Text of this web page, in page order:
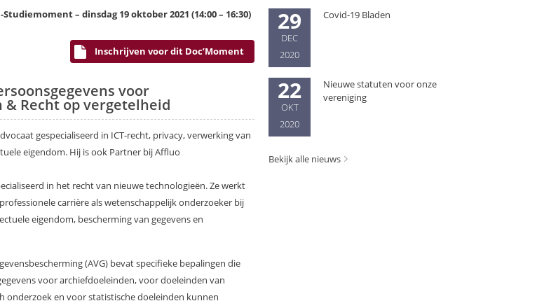
– dinsdag 19 oktober 2021 (14:00 – 16:30)
Inschrijven voor dit Doc’Moment
voor
Recht op vergetelheid
gespecialiseerd in ICT-recht, privacy, verwerking van
eigendom. Hij is ook Partner bij Affluo
in het recht van nieuwe technologieën. Ze werkt
carrière als wetenschappelijk onderzoeker bij
eigendom, bescherming van gegevens en
(AVG) bevat specifieke bepalingen die
voor archiefdoeleinden, voor doeleinden van
onderzoek en voor statistische doeleinden kunnen
29
DEC
2020
Covid-19 Bladen
22
OKT
2020
Nieuwe statuten voor onze
vereniging
Bekijk alle nieuws